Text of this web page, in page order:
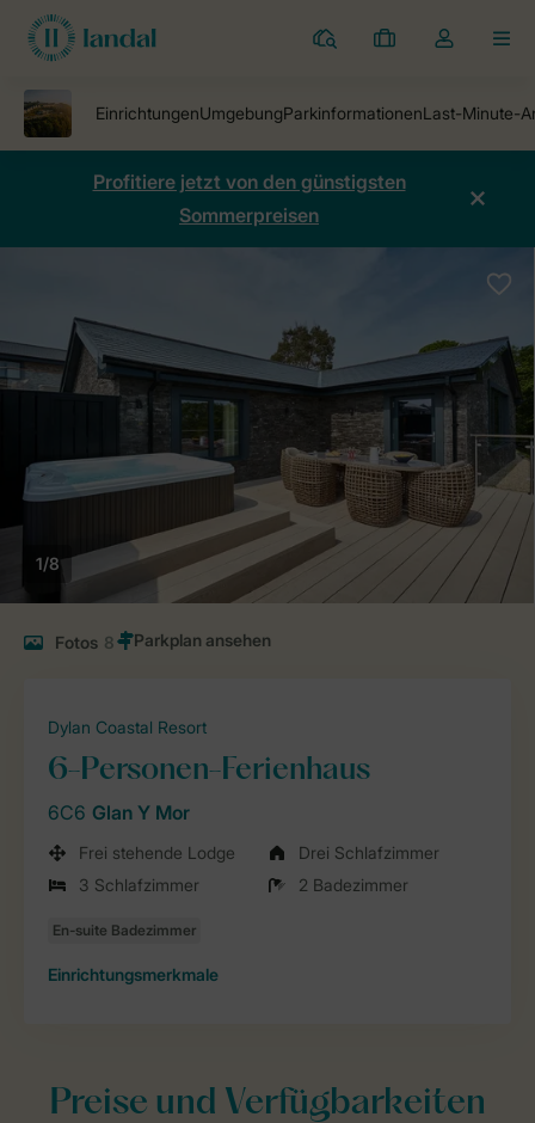
Ferienparks
Meine
Dropdown-
öffnen
Profitiere jetzt von den günstigsten
Sommerpreisen
1/8
Fotos 8
Dylan Coastal Resort
6-Personen-Ferienhaus
6C6 Glan Y Mor
Frei stehende Lodge
Drei Schlafzimmer
3 Schlafzimmer
2 Badezimmer
Einrichtungsmerkmale
Preise und Verfügbarkeiten